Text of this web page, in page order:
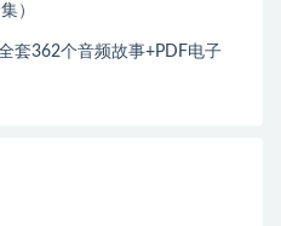
）
套362个音频故事+PDF电子